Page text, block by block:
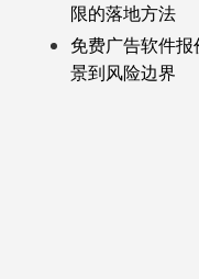
限的落地方法
免费广告软件
景到风险边界